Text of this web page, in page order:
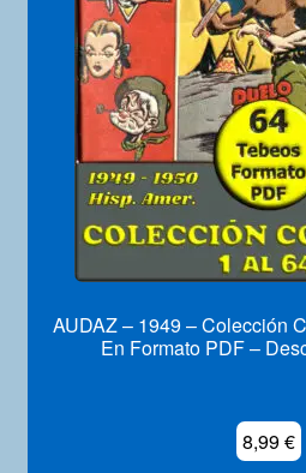
Mi Cuenta
AUDAZ – 1949 – Colección
En Formato PDF –
8,99€